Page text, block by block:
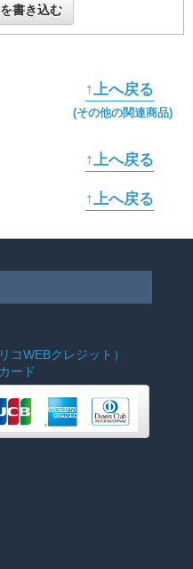
書き込む
↑上へ戻る
(その他の関連商品)
↑上へ戻る
↑上へ戻る
リコWEBクレジット）
ード